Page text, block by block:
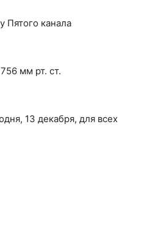
Пятого канала
мм рт. ст.
13 декабря, для всех